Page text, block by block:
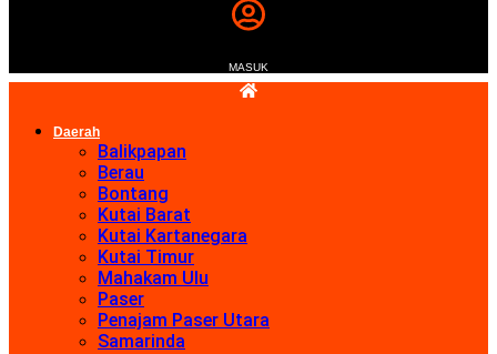
MASUK
Daerah
Balikpapan
Berau
Bontang
Kutai Barat
Kutai Kartanegara
Kutai Timur
Mahakam Ulu
Paser
Penajam Paser Utara
Samarinda